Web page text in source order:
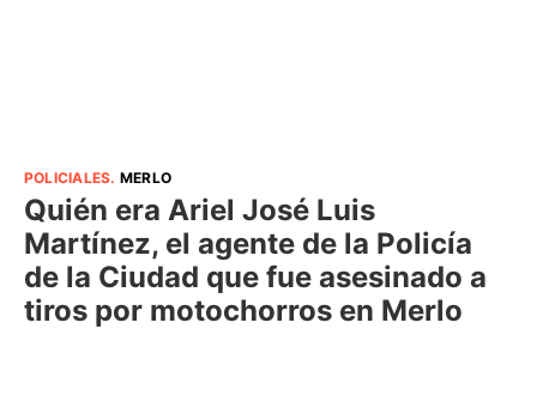
POLICIALES. MERLO
Quién era Ariel José Luis
Martínez, el agente de la Policía
de la Ciudad que fue asesinado a
tiros por motochorros en Merlo